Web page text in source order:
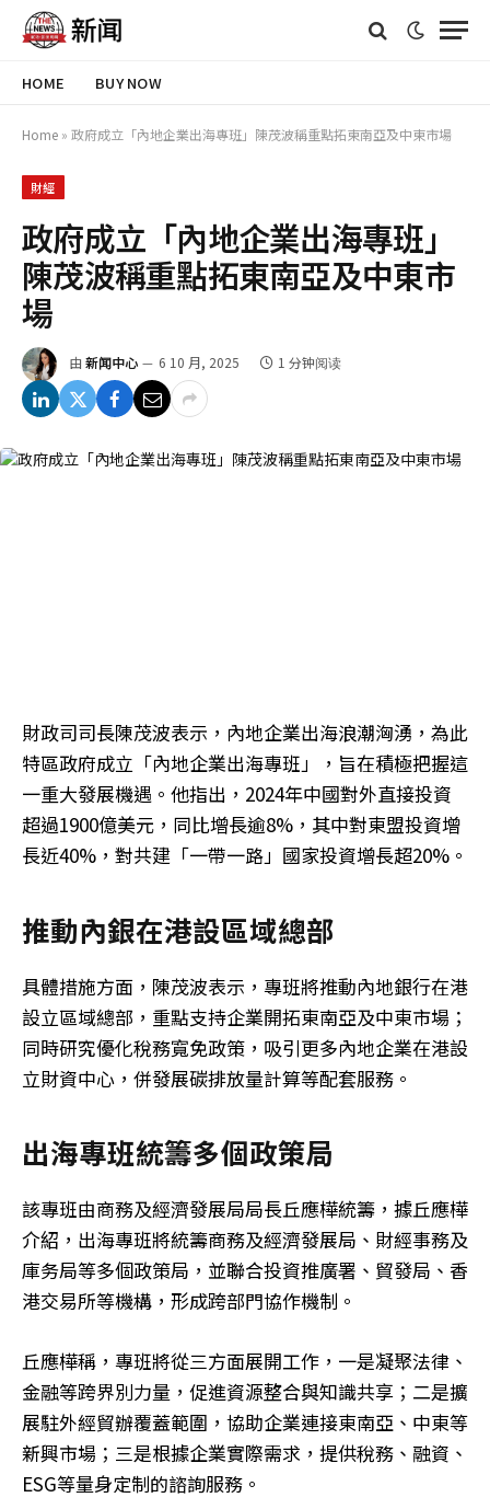
HOME BUY NOW
Home » 政府成立「內地企業出海專班」陳茂波稱重點拓東南亞及中東市場
財經
政府成立「內地企業出海專班」
陳茂波稱重點拓東南亞及中東市
場
由 新闻中心 6 10 月, 2025 1 分钟阅读
財政司司長陳茂波表示，內地企業出海浪潮洶湧，為此
特區政府成立「內地企業出海專班」，旨在積極把握這
一重大發展機遇。他指出，2024年中國對外直接投資
超過1900億美元，同比增長逾8%，其中對東盟投資增
長近40%，對共建「一帶一路」國家投資增長超20%。
推動內銀在港設區域總部
具體措施方面，陳茂波表示，專班將推動內地銀行在港
設立區域總部，重點支持企業開拓東南亞及中東市場；
同時研究優化稅務寬免政策，吸引更多內地企業在港設
立財資中心，併發展碳排放量計算等配套服務。
出海專班統籌多個政策局
該專班由商務及經濟發展局局長丘應樺統籌，據丘應樺
介紹，出海專班將統籌商務及經濟發展局、財經事務及
庫务局等多個政策局，並聯合投資推廣署、貿發局、香
港交易所等機構，形成跨部門協作機制。
丘應樺稱，專班將從三方面展開工作，一是凝聚法律、
金融等跨界別力量，促進資源整合與知識共享；二是擴
展駐外經貿辦覆蓋範圍，協助企業連接東南亞、中東等
新興市場；三是根據企業實際需求，提供稅務、融資、
ESG等量身定制的諮詢服務。